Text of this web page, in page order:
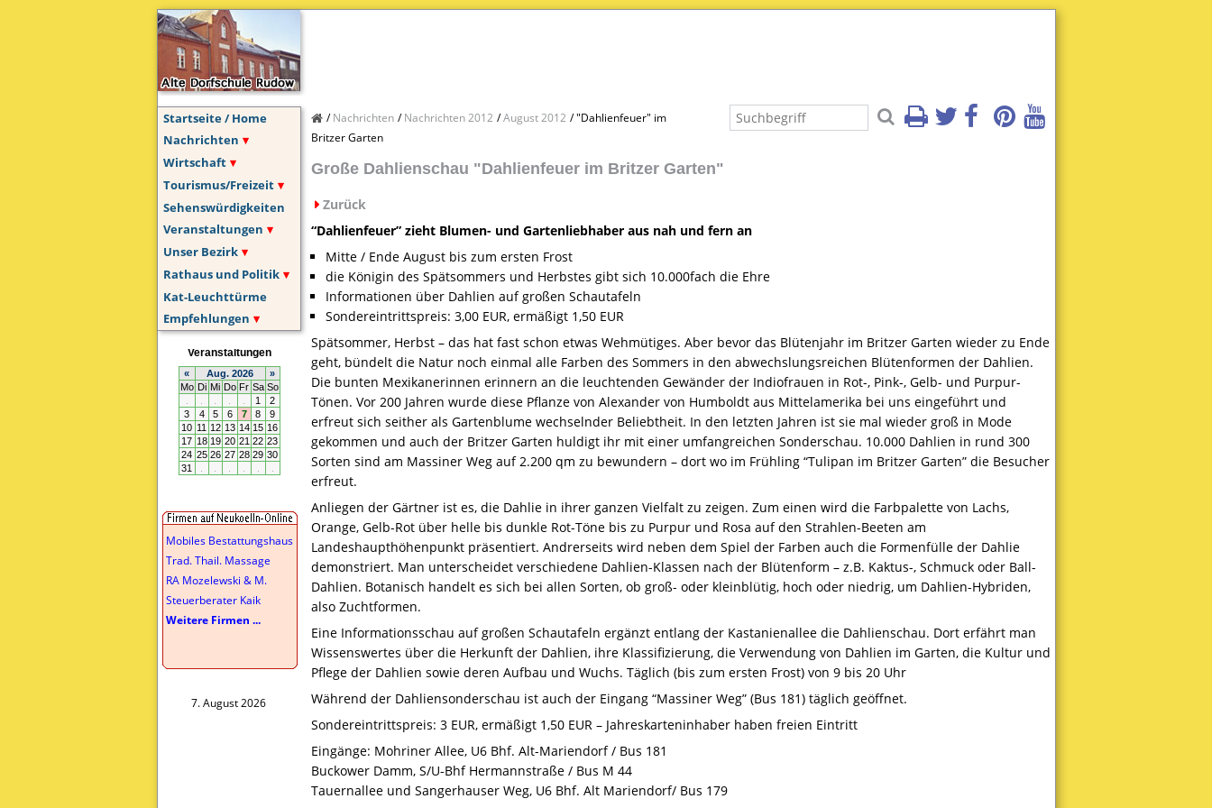
Startseite / Home
Nachrichten
Wirtschaft
Tourismus/Freizeit
Sehenswürdigkeiten
Veranstaltungen
Unser Bezirk
Rathaus und Politik
Kat-Leuchttürme
Empfehlungen
Mobiles Bestattungshaus
Trad. Thail. Massage
RA Mozelewski & M.
Steuerberater Kaik
Weitere Firmen ...
7. August 2026
Nachrichten Nachrichten 2012 August 2012
"Dahlienfeuer" im
Britzer Garten
Große Dahlienschau "Dahlienfeuer im Britzer Garten"
Zurück
“Dahlienfeuer” zieht Blumen- und Gartenliebhaber aus nah und fern an
Mitte / Ende August bis zum ersten Frost
die Königin des Spätsommers und Herbstes gibt sich 10.000fach die Ehre
Informationen über Dahlien auf großen Schautafeln
Sondereintrittspreis: 3,00 EUR, ermäßigt 1,50 EUR
Spätsommer, Herbst – das hat fast schon etwas Wehmütiges. Aber bevor das Blütenjahr im Britzer Garten wieder zu Ende
geht, bündelt die Natur noch einmal alle Farben des Sommers in den abwechslungsreichen Blütenformen der Dahlien.
Die bunten Mexikanerinnen erinnern an die leuchtenden Gewänder der Indiofrauen in Rot-, Pink-, Gelb- und Purpur-
Tönen. Vor 200 Jahren wurde diese Pflanze von Alexander von Humboldt aus Mittelamerika bei uns eingeführt und
erfreut sich seither als Gartenblume wechselnder Beliebtheit. In den letzten Jahren ist sie mal wieder groß in Mode
gekommen und auch der Britzer Garten huldigt ihr mit einer umfangreichen Sonderschau. 10.000 Dahlien in rund 300
Sorten sind am Massiner Weg auf 2.200 qm zu bewundern – dort wo im Frühling “Tulipan im Britzer Garten” die Besucher
erfreut.
Anliegen der Gärtner ist es, die Dahlie in ihrer ganzen Vielfalt zu zeigen. Zum einen wird die Farbpalette von Lachs,
Orange, Gelb-Rot über helle bis dunkle Rot-Töne bis zu Purpur und Rosa auf den Strahlen-Beeten am
Landeshaupthöhenpunkt präsentiert. Andrerseits wird neben dem Spiel der Farben auch die Formenfülle der Dahlie
demonstriert. Man unterscheidet verschiedene Dahlien-Klassen nach der Blütenform – z.B. Kaktus-, Schmuck oder Ball-
Dahlien. Botanisch handelt es sich bei allen Sorten, ob groß- oder kleinblütig, hoch oder niedrig, um Dahlien-Hybriden,
also Zuchtformen.
Eine Informationsschau auf großen Schautafeln ergänzt entlang der Kastanienallee die Dahlienschau. Dort erfährt man
Wissenswertes über die Herkunft der Dahlien, ihre Klassifizierung, die Verwendung von Dahlien im Garten, die Kultur und
Pflege der Dahlien sowie deren Aufbau und Wuchs. Täglich (bis zum ersten Frost) von 9 bis 20 Uhr
Während der Dahliensonderschau ist auch der Eingang “Massiner Weg” (Bus 181) täglich geöffnet.
Sondereintrittspreis: 3 EUR, ermäßigt 1,50 EUR– Jahreskarteninhaber haben freien Eintritt
Eingänge: Mohriner Allee, U6 Bhf. Alt-Mariendorf / Bus 181
Buckower Damm, S/U-Bhf Hermannstraße / Bus M 44
Tauernallee und Sangerhauser Weg, U6 Bhf. Alt Mariendorf/ Bus 179